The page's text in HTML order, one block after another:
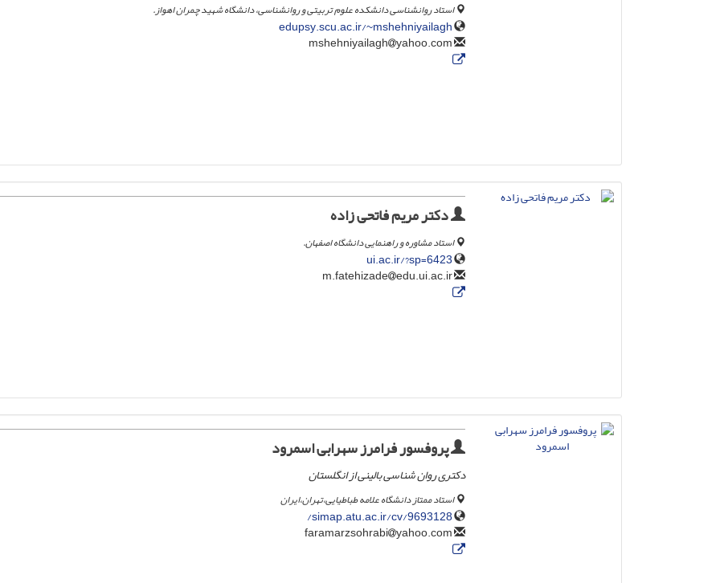
استاد روانشناسی دانشکده علوم تربیتی و روانشناسی، دانشگاه شهید چمران اهواز.
edupsy.scu.ac.ir/~mshehniyailagh
yahoo.com
دکتر مریم فاتحی زاده
استاد مشاوره و راهنمایی دانشگاه اصفهان.
ui.ac.ir/?sp=6423
edu.ui.ac.ir
پروفسور فرامرز سهرابی اسمرود
دکتری روان شناسی بالینی از انگلستان
استاد ممتاز دانشگاه علامه طباطیایی،تهران،ایران
simap.atu.ac.ir/cv/9693128/
yahoo.com